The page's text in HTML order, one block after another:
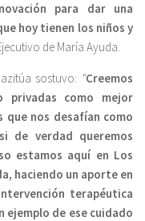
para dar una
hoy tienen los niños y
de María Ayuda.
sostuvo: “Creemos
privadas como mejor
nos desafían como
de verdad queremos
estamos aquí en Los
haciendo un aporte en
terapéutica
ejemplo de ese cuidado